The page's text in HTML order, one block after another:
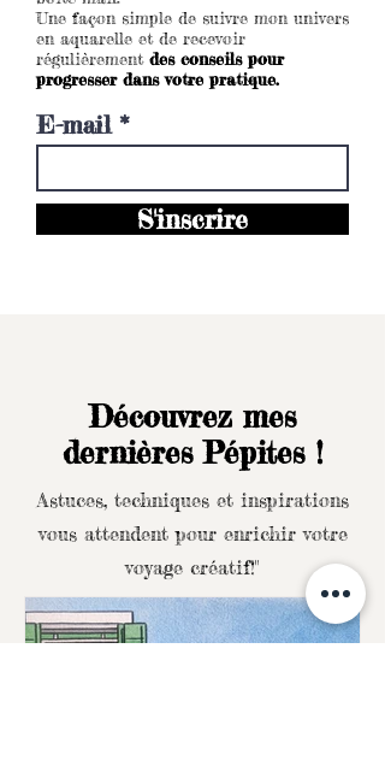
Une façon simple de suivre mon univers
en aquarelle et de recevoir
régulièrement des conseils pour
progresser dans votre pratique.
E-mail
S'inscrire
Découvrez mes
dernières Pépites !
Astuces, techniques et inspirations
vous attendent pour enrichir votre
voyage créatif!"